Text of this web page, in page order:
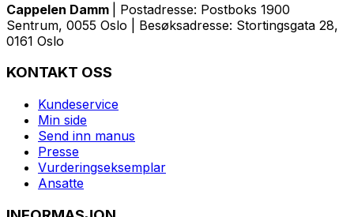
Cappelen Damm
| Postadresse: Postboks 1900
Sentrum, 0055 Oslo | Besøksadresse: Stortingsgata 28,
0161 Oslo
KONTAKT OSS
Kundeservice
Min side
Send inn manus
Presse
Vurderingseksemplar
Ansatte